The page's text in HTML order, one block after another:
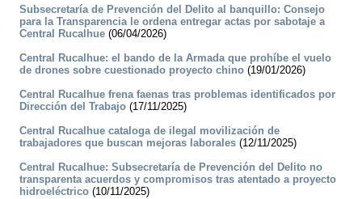
Subsecretaría de Prevención del Delito al banquillo: Consejo
para la Transparencia le ordena entregar actas por sabotaje a
Central Rucalhue (06/04/2026)
Central Rucalhue: el bando de la Armada que prohíbe el vuelo
de drones sobre cuestionado proyecto chino (19/01/2026)
Central Rucalhue frena faenas tras problemas identificados por
Dirección del Trabajo (17/11/2025)
Central Rucalhue cataloga de ilegal movilización de
trabajadores que buscan mejoras laborales (12/11/2025)
Central Rucalhue: Subsecretaría de Prevención del Delito no
transparenta acuerdos y compromisos tras atentado a proyecto
hidroeléctrico (10/11/2025)